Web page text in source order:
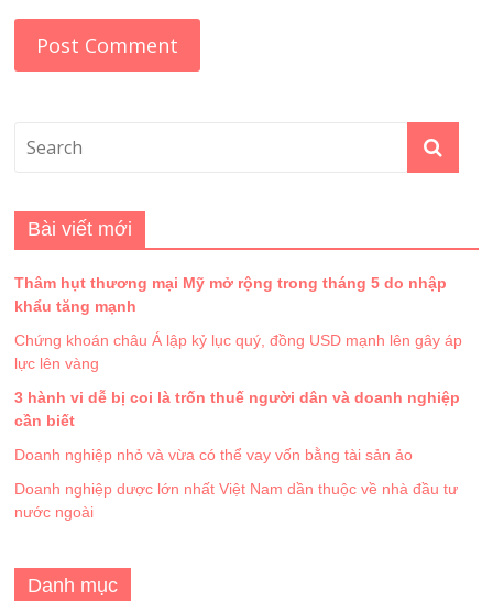
Bài viết mới
Thâm hụt thương mại Mỹ mở rộng trong tháng 5 do nhập
khẩu tăng mạnh
Chứng khoán châu Á lập kỷ lục quý, đồng USD mạnh lên gây áp
lực lên vàng
3 hành vi dễ bị coi là trốn thuế người dân và doanh nghiệp
cần biết
Doanh nghiệp nhỏ và vừa có thể vay vốn bằng tài sản ảo
Doanh nghiệp dược lớn nhất Việt Nam dần thuộc về nhà đầu tư
nước ngoài
Danh mục